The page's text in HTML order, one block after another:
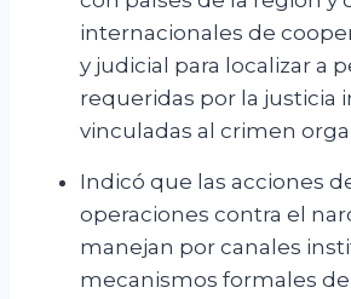
internacionales de
y judicial para localizar a
requeridas por la justicia
vinculadas al crimen
Indicó que las acciones
operaciones contra el
manejan por canales
mecanismos formales